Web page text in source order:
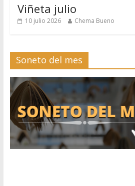
Viñeta julio
10 julio 2026 Chema Bueno
Soneto del mes